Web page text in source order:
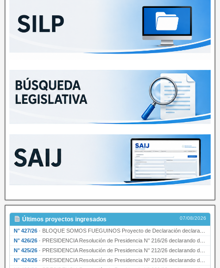
Últimos proyectos ingresados 07/08/2026
N° 427/26 · BLOQUE SOMOS FUEGUINOS Proyecto de Declaración declarando de interés provincial PRESIDENCI…
N° 426/26 · PRESIDENCIA Resolución de Presidencia N° 216/26 declarando de interés provincial la labor …
N° 425/26 · PRESIDENCIA Resolución de Presidencia N° 212/26 declarando de interés provincial el “50° A…
N° 424/26 · PRESIDENCIA Resolución de Presidencia Nº 210/26 declarando de interés provincial el proyec…